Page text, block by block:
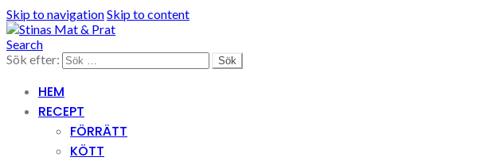
Skip to navigationSkip to content
Search
Sök efter:
HEM
RECEPT
FÖRRÄTT
KÖTT